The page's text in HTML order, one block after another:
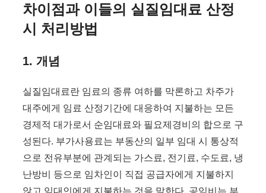
차이점과 이들의 실질임대료 산정
시 처리방법
1. 개념
실질임대료란 임료의 종류 여하를 막론하고 차주가
대주에게 임료 산정기간에 대응하여 지불하는 모든
경제적 대가로서 순임대료와 필요제경비의 합으로 구
성된다. 부가사용료는 부동산의 일부 임대 시 통상적
으로 전유부분에 관계되는 가스료, 전기료, 수도료, 냉
난방비 등으로 임차인이 직접 공급자에게 지불하지
않고 임대인에게 지불하는 것을 말한다. 공익비는 부